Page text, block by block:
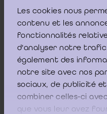
Les cookies nous
contenu et les
fonctionnalités
d'analyser notre
également des
notre site avec nos
sociaux, de publicité
combiner celles-ci
que vous leur avez
2013-3
Lees meer